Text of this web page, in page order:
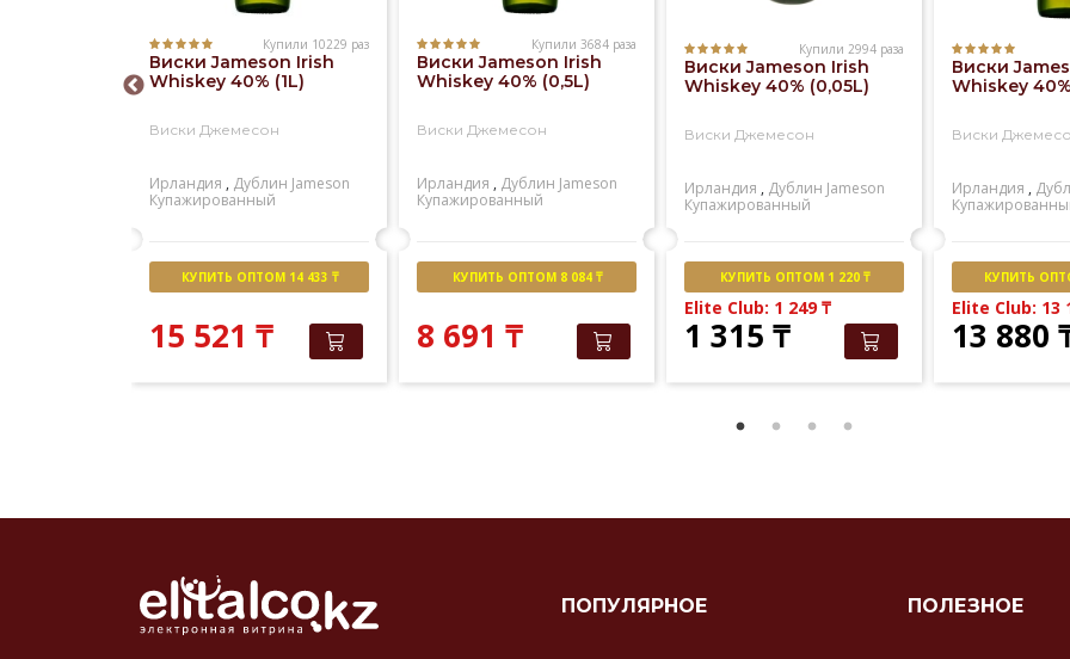
Купили 10229 раз
Виски Jameson Irish
Whiskey 40% (1L)
Виски Джемесон
Ирландия , Дублин Jameson
Купажированный
КУПИТЬ ОПТОМ 14 433 ₸
15 521 ₸
Купили 3684 раза
Виски Jameson Irish
Whiskey 40% (0,5L)
Виски Джемесон
Ирландия , Дублин Jameson
Купажированный
КУПИТЬ ОПТОМ 8 084 ₸
8 691 ₸
Купили 2994 раза
Виски Jameson Irish
Whiskey 40% (0,05L)
Виски Джемесон
Ирландия , Дублин Jameson
Купажированный
КУПИТЬ ОПТОМ 1 220 ₸
Elite Club: 1 249₸
1 315 ₸
Виски
Whiskey
Виски
Ирландия ,
КУПИТЬ
Elite Club: 13
13 880
ПОПУЛЯРНОЕ ПОЛЕЗНОЕ